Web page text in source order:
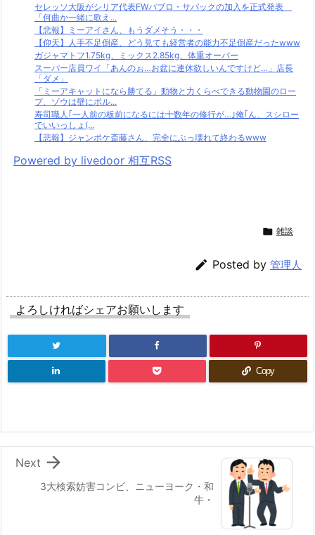
セレッソ大阪がシリア代表FWパブロ・サバックの加入を正式発表
「何曲か一緒に歌え...
【悲報】ミーアイさん、もうダメそう・・・
【仰天】人手不足倒産、どう見ても経営者の能力不足倒産だったwww
ガジャマトフ1.75kg、ミックス2.85kg、体重オーバー
スーパー店員ワイ「あんのぉ…お盆に連休欲しいんですけど…」店長
「ダメ」
「ミーアキャットになら勝てる」動物と力くらべできる動物園のロー
プ、ゾウは壁にボル...
寿司職人｢一人前の板前になるには十数年の修行が…｣俺｢ん、スシロー
でいいっしょ(...
【悲報】ジャンポケ斎藤さん、完全にぶっ壊れて終わるwww
Powered by livedoor 相互RSS
 雑談
 Posted by 管理人
よろしければシェアお願いします
Copy
3大検索妨害コンビ、ニューヨーク・和
牛・

Next